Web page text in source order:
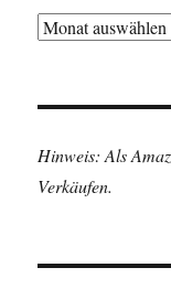
Archiv
Hinweis: Als
Verkäufen.